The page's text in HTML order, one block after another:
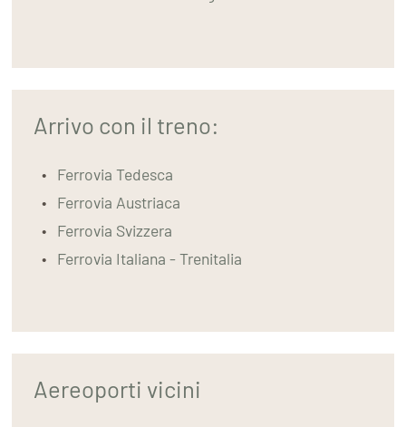
Arrivo con il treno:
Ferrovia Tedesca
Ferrovia Austriaca
Ferrovia Svizzera
Ferrovia Italiana - Trenitalia
Aereoporti vicini